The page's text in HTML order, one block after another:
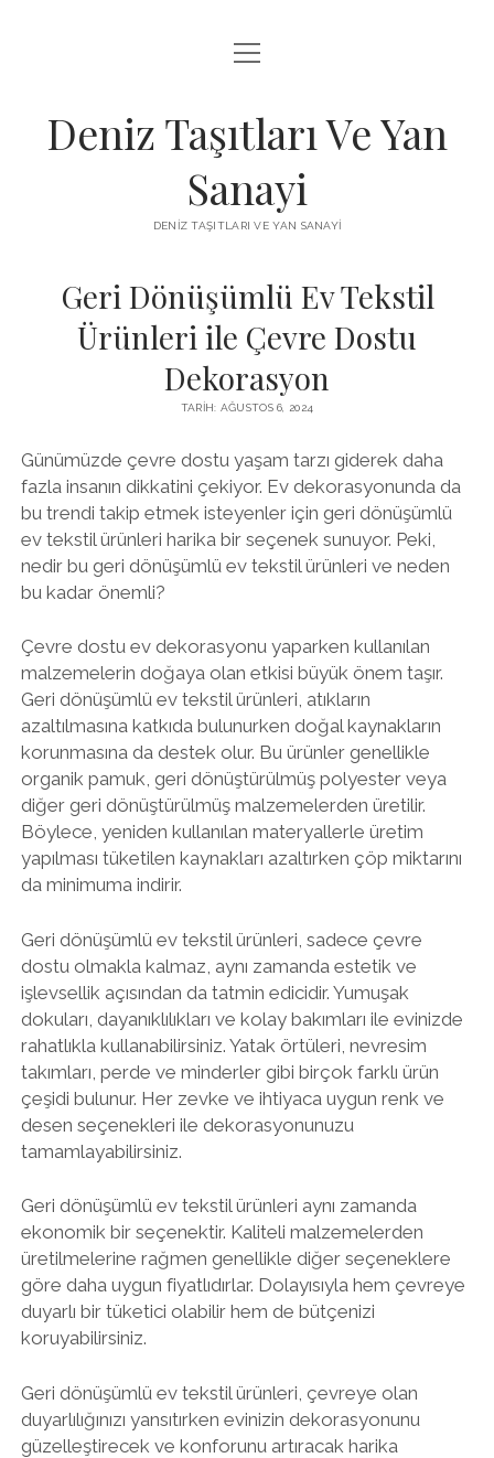
FACEBOOK TAKIPÇI KAZANMA ŞIFRESIZ
INSTAGRAM BOT SILME
LISTE
menüyü
aç
Deniz Taşıtları Ve Yan
Sanayi
DENIZ TAŞITLARI VE YAN SANAYI
Geri Dönüşümlü Ev Tekstil
Ürünleri ile Çevre Dostu
Dekorasyon
TARIH: AĞUSTOS 6, 2024
Günümüzde çevre dostu yaşam tarzı giderek daha
fazla insanın dikkatini çekiyor. Ev dekorasyonunda da
bu trendi takip etmek isteyenler için geri dönüşümlü
ev tekstil ürünleri harika bir seçenek sunuyor. Peki,
nedir bu geri dönüşümlü ev tekstil ürünleri ve neden
bu kadar önemli?
Çevre dostu ev dekorasyonu yaparken kullanılan
malzemelerin doğaya olan etkisi büyük önem taşır.
Geri dönüşümlü ev tekstil ürünleri, atıkların
azaltılmasına katkıda bulunurken doğal kaynakların
korunmasına da destek olur. Bu ürünler genellikle
organik pamuk, geri dönüştürülmüş polyester veya
diğer geri dönüştürülmüş malzemelerden üretilir.
Böylece, yeniden kullanılan materyallerle üretim
yapılması tüketilen kaynakları azaltırken çöp miktarını
da minimuma indirir.
Geri dönüşümlü ev tekstil ürünleri, sadece çevre
dostu olmakla kalmaz, aynı zamanda estetik ve
işlevsellik açısından da tatmin edicidir. Yumuşak
dokuları, dayanıklılıkları ve kolay bakımları ile evinizde
rahatlıkla kullanabilirsiniz. Yatak örtüleri, nevresim
takımları, perde ve minderler gibi birçok farklı ürün
çeşidi bulunur. Her zevke ve ihtiyaca uygun renk ve
desen seçenekleri ile dekorasyonunuzu
tamamlayabilirsiniz.
Geri dönüşümlü ev tekstil ürünleri aynı zamanda
ekonomik bir seçenektir. Kaliteli malzemelerden
üretilmelerine rağmen genellikle diğer seçeneklere
göre daha uygun fiyatlıdırlar. Dolayısıyla hem çevreye
duyarlı bir tüketici olabilir hem de bütçenizi
koruyabilirsiniz.
Geri dönüşümlü ev tekstil ürünleri, çevreye olan
duyarlılığınızı yansıtırken evinizin dekorasyonunu
güzelleştirecek ve konforunu artıracak harika